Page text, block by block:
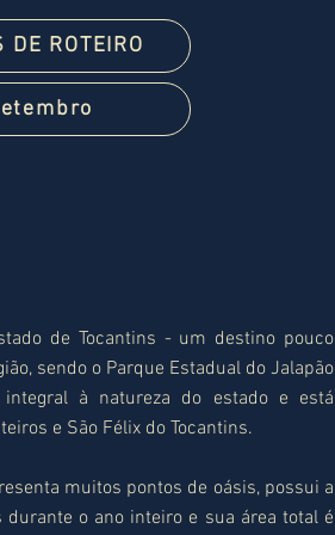
ROTEIRO
de Tocantins - um destino pouco
sendo o Parque Estadual do Jalapão
à natureza do estado e está
e São Félix do Tocantins.
muitos pontos de oásis, possui a
o ano inteiro e sua área total é